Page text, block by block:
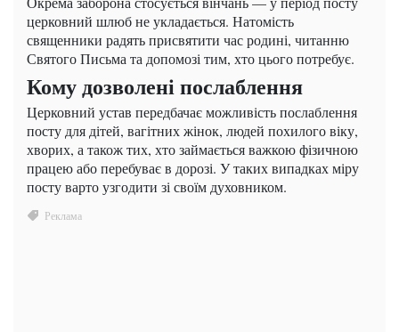
церковний шлюб не укладається. Натомість
священники радять присвятити час родині, читанню
Святого Письма та допомозі тим, хто цього потребує.
Кому дозволені послаблення
Церковний устав передбачає можливість послаблення
посту для дітей, вагітних жінок, людей похилого віку,
хворих, а також тих, хто займається важкою фізичною
працею або перебуває в дорозі. У таких випадках міру
посту варто узгодити зі своїм духовником.